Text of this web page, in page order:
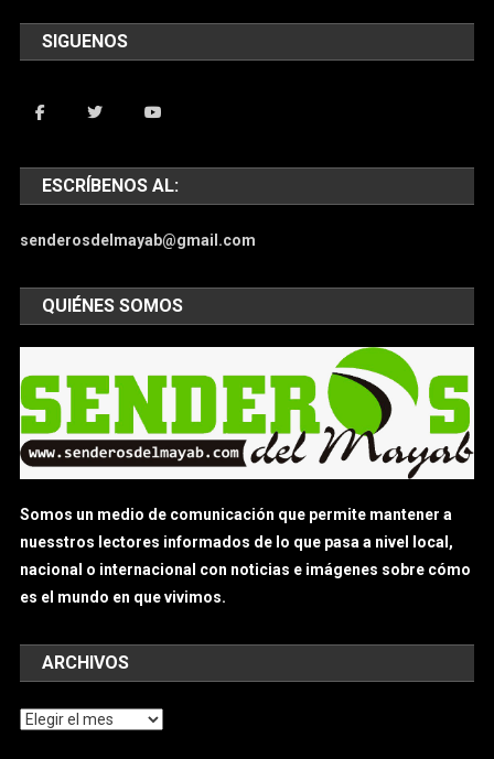
SIGUENOS
ESCRÍBENOS AL:
senderosdelmayab@gmail.com
QUIÉNES SOMOS
Somos un medio de comunicación que permite mantener a
nuesstros lectores informados de lo que pasa a nivel local,
nacional o internacional con noticias e imágenes sobre cómo
es el mundo en que vivimos.
ARCHIVOS
Archivos